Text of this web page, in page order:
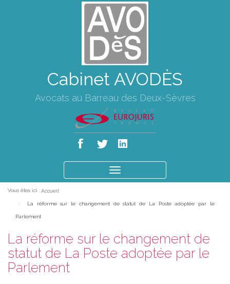
Cabinet AVODÈS
Avocats au Barreau des Deux-Sèvres
le
Vous êtes ici : Accueil
La réforme sur le changement de statut de La Poste adoptée par le
Parlement
La réforme sur le changement de
statut de La Poste adoptée par le
Parlement